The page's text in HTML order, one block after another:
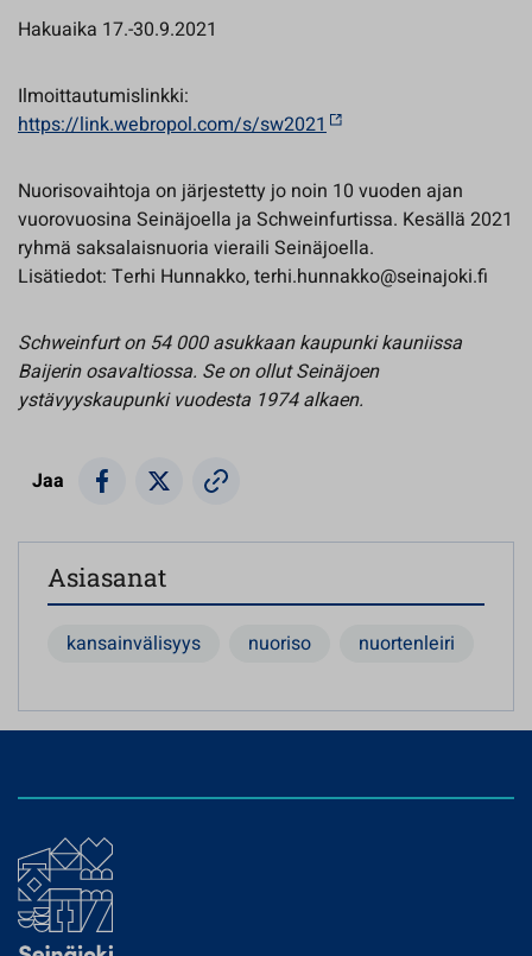
Hakuaika 17.-30.9.2021
Ilmoittautumislinkki:
https://link.webropol.com/s/sw2021
Nuorisovaihtoja on järjestetty jo noin 10 vuoden ajan
vuorovuosina Seinäjoella ja Schweinfurtissa. Kesällä 2021
ryhmä saksalaisnuoria vieraili Seinäjoella.
Lisätiedot: Terhi Hunnakko, terhi.hunnakko@seinajoki.fi
Schweinfurt on 54 000 asukkaan kaupunki kauniissa
Baijerin osavaltiossa. Se on ollut Seinäjoen
ystävyyskaupunki vuodesta 1974 alkaen.
Jaa
Asiasanat
kansainvälisyys nuoriso nuortenleiri